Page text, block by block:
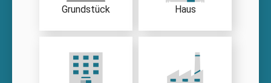
Grundstück Haus